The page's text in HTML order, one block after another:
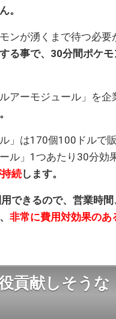
。
ンが湧くまで待つ必要
る事で、30分間ポケ
アーモジュール」を企
」は170個100ドルで
ル」1つあたり30分効
続します。
できるので、営業時
非常に費用対効果のあ
貢献しそう